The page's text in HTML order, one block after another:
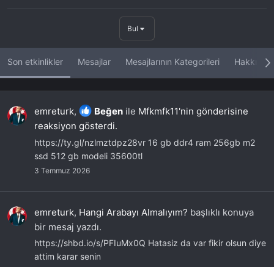
Bul
Son etkinlikler Mesajlar Mesajlarının Kategorileri Hakkında
emreturk, Beğen ile Mfkmfk11'nin gönderisine
reaksiyon gösterdi.
https://ty.gl/nzlmztdpz28vr 16 gb ddr4 ram 256gb m2
ssd 512 gb modeli 35600tl
3 Temmuz 2026
emreturk, Hangi Arabayı Almalıyım? başlıklı konuya
bir mesaj yazdı.
https://shbd.io/s/PFIuMx0Q Hatasiz da var fikir olsun diye
attim karar senin